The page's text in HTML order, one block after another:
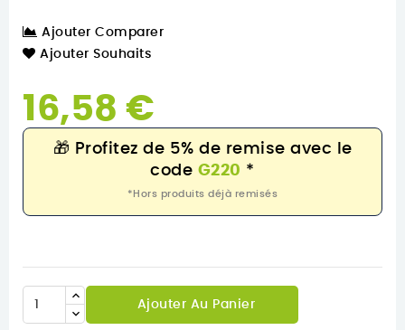
Ajouter Comparer
Ajouter Souhaits
16,58 €
🎁 Profitez de 5% de remise avec le
code G220 *
*Hors produits déjà remisés
Ajouter Au Panier